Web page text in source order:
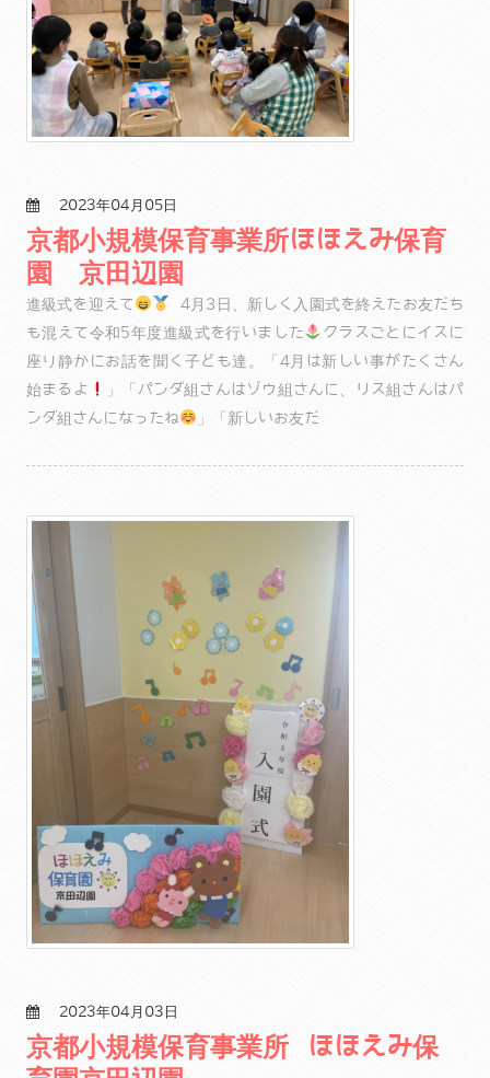
2023年04月05日
京都小規模保育事業所ほほえみ保育
園 京田辺園
進級式を迎えて
4月3日、新しく入園式を終えたお友だち
も混えて令和5年度進級式を行いました
クラスごとにイスに
座り静かにお話を聞く子ども達。「4月は新しい事がたくさん
始まるよ
」「パンダ組さんはゾウ組さんに、リス組さんはパ
ンダ組さんになったね
」「新しいお友だ
2023年04月03日
京都小規模保育事業所 ほほえみ保